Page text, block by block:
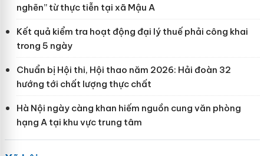
nghẽn” từ thực tiễn tại xã Mậu A
Kết quả kiểm tra hoạt động đại lý thuế phải công khai
trong 5 ngày
Chuẩn bị Hội thi, Hội thao năm 2026: Hải đoàn 32
hướng tới chất lượng thực chất
Hà Nội ngày càng khan hiếm nguồn cung văn phòng
hạng A tại khu vực trung tâm